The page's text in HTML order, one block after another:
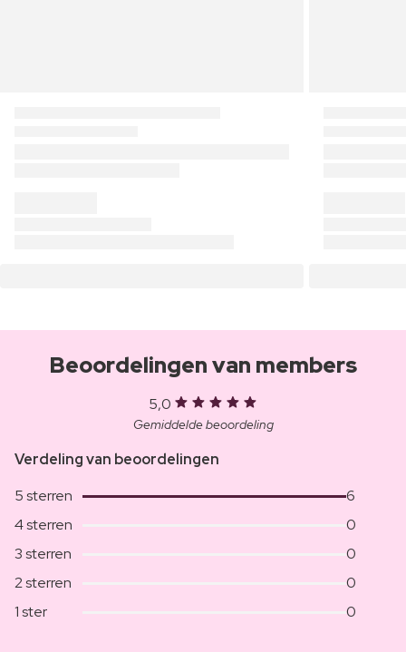
Beoordelingen van members
5,0
Gemiddelde beoordeling
Verdeling van beoordelingen
5 sterren
6
4 sterren
0
3 sterren
0
2 sterren
0
1 ster
0